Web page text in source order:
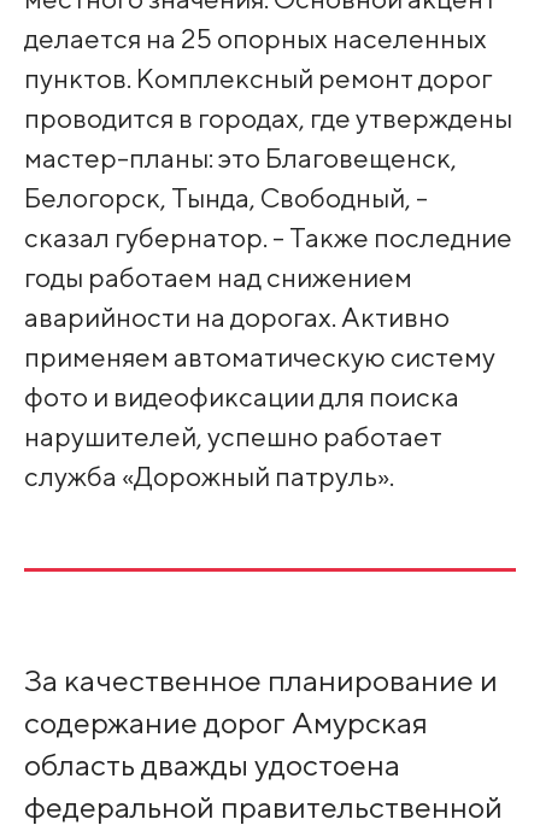
делается на 25 опорных населенных
пунктов. Комплексный ремонт дорог
проводится в городах, где утверждены
мастер-планы: это Благовещенск,
Белогорск, Тында, Свободный, -
сказал губернатор. - Также последние
годы работаем над снижением
аварийности на дорогах. Активно
применяем автоматическую систему
фото и видеофиксации для поиска
нарушителей, успешно работает
служба «Дорожный патруль».
За качественное планирование и
содержание дорог Амурская
область дважды удостоена
федеральной правительственной